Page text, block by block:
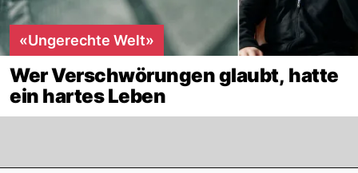
«Ungerechte Welt»
Wer Verschwörungen glaubt, hatte
ein hartes Leben